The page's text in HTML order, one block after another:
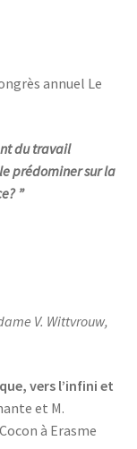
annuel Le
du travail
prédominer sur la
”
V. Wittvrouw,
vers l’infini et
et M.
à Erasme